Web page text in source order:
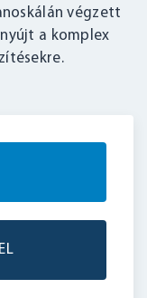
végzett
a komplex